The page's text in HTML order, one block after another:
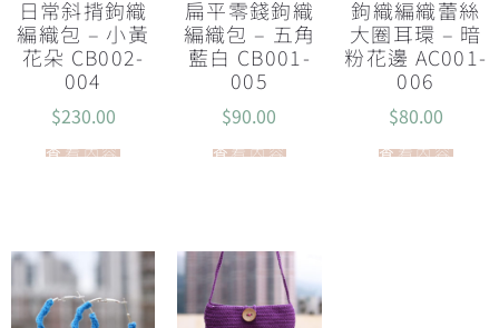
日常斜揹鉤織
編織包 – 小黃
花朵 CB002-
004
$230.00
查看內容
扁平零錢鉤織
編織包 – 五角
藍白 CB001-
005
$90.00
查看內容
鉤織編織蕾絲
大圈耳環 – 暗
粉花邊 AC001-
006
$80.00
查看內容